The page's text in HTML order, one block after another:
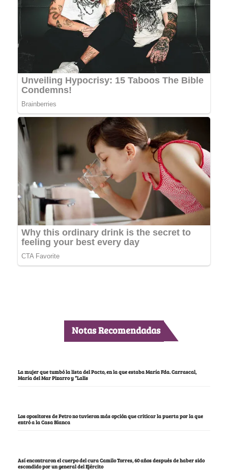
Notas Recomendadas
La mujer que tumbó la lista del Pacto, en la que estaba María Fda. Carrascal,
María del Mar Pizarro y “Lalis
Los opositores de Petro no tuvieron más opción que criticar la puerta por la que
entró a la Casa Blanca
Así encontraron el cuerpo del cura Camilo Torres, 60 años después de haber sido
escondido por un general del Ejército